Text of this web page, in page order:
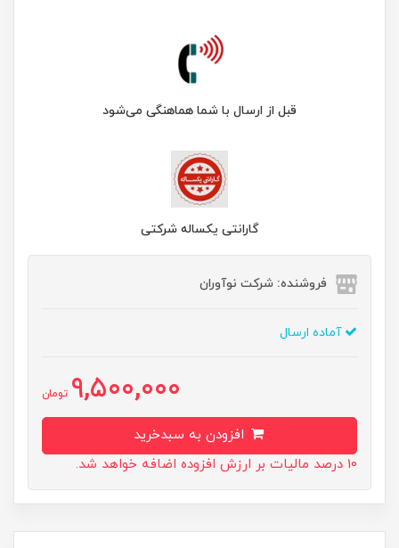
قبل از ارسال با شما هماهنگی می‌شود
گارانتی یکساله شرکتی
فروشنده: شرکت نوآوران
آماده ارسال
9,500,000 تومان
10 درصد مالیات بر ارزش افزوده اضافه خواهد شد.